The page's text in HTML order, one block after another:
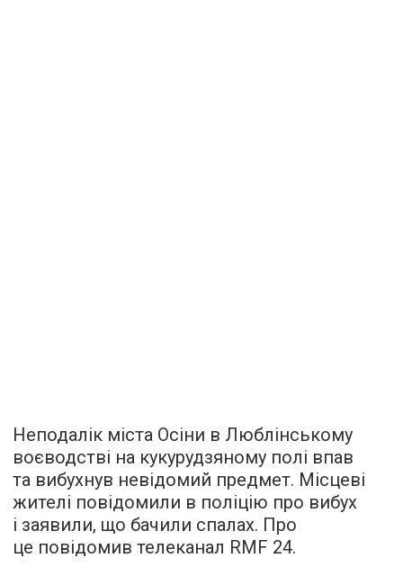
Неподалік міста Осіни в Люблінському
воєводстві на кукурудзяному полі впав
та вибухнув невідомий предмет. Місцеві
жителі повідомили в поліцію про вибух
і заявили, що бачили спалах. Про
це повідомив телеканал RMF 24.